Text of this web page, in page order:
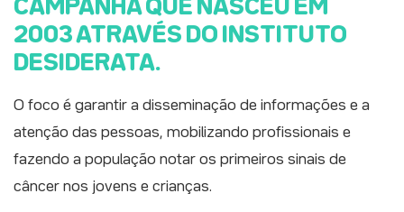
CAMPANHA QUE NASCEU EM
2003 ATRAVÉS DO INSTITUTO
DESIDERATA.
O foco é garantir a disseminação de informações e a
atenção das pessoas, mobilizando profissionais e
fazendo a população notar os primeiros sinais de
câncer nos jovens e crianças.